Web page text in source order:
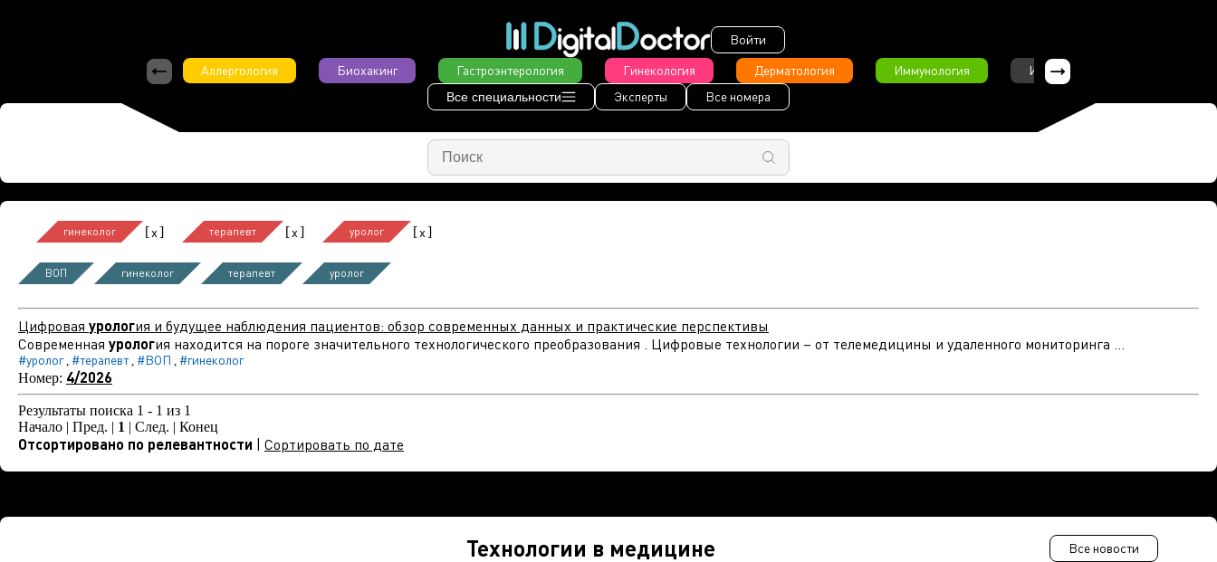
Войти
Аллергология
Биохакинг Гастроэнтерология Гинекология Дерматология Иммунология Интервью
Все специальности Эксперты Все номера
гинеколог [x] терапевт [x] уролог [x]
ВОП гинеколог терапевт уролог
Цифровая урология и будущее наблюдения пациентов: обзор современных данных и практические перспективы
Современная урология находится на пороге значительного технологического преобразования . Цифровые технологии – от телемедицины и удаленного мониторинга ...
#уролог, #терапевт, #ВОП , #гинеколог
Номер: 4/2026
Результаты поиска 1 - 1 из 1
Начало | Пред. | 1 | След. | Конец
Отсортировано по релевантности Сортировать по дате
Технологии в медицине Все новости